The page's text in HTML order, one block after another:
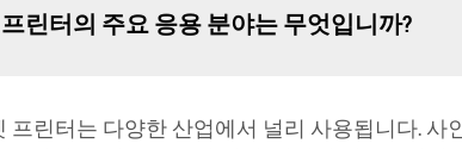
프린터의 주요 응용 분야는 무엇입니까?
프린터는 다양한 산업에서 널리 사용됩니다.